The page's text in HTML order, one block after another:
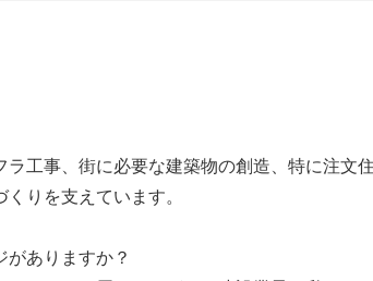
工事、街に必要な建築物の創造、特に注文
りを支えています。
がありますか？